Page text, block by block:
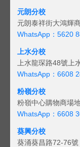
元朗分校
元朗泰祥街大鴻輝
WhatsApp：5620
上水分校
上水龍琛路48號上
WhatsApp：6608
粉嶺分校
粉嶺中心購物商場
WhatsApp：6608
葵興分校
葵涌葵昌路72-76